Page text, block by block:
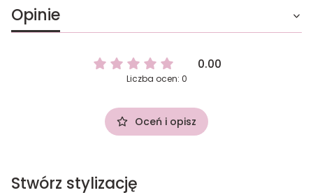
Opinie
0.00
Liczba ocen: 0
Oceń i opisz
Stwórz stylizację